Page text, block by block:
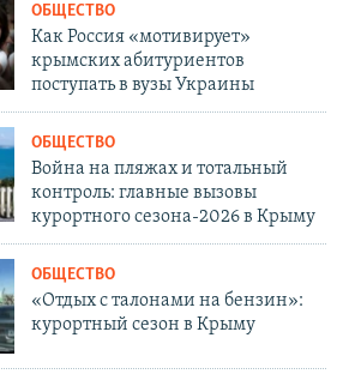
ОБЩЕСТВО
Как Россия «мотивирует»
крымских абитуриентов
поступать в вузы Украины
ОБЩЕСТВО
Война на пляжах и тотальный
контроль: главные вызовы
курортного сезона-2026 в Крыму
ОБЩЕСТВО
«Отдых с талонами на бензин»:
курортный сезон в Крыму